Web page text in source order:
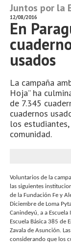
Juntos por la
12/08/2016
En
usados
La campaña
Hoja” ha
de 7.345
cuadernos
los
comunidad.
Voluntarios de la
las siguientes
de la Fundación Fe y
Diciembre de Loma
Canindeyú, a a
Escuela Básica 385 de
Zavala de Asunción.
considerando que los